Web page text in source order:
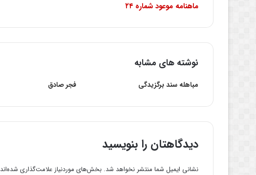
ماهنامه موعود شماره ۲۴
نوشته های مشابه
مباهله سند برگزیدگی فجر صادق
دیدگاهتان را بنویسید
نشانی ایمیل شما منتشر نخواهد شد. بخش‌های موردنیاز علامت‌گذاری شده‌اند